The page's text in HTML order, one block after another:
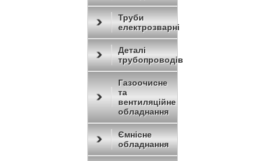
Труби
електрозварні
Деталі
трубопроводів
Газоочисне
та
вентиляційне
обладнання
Ємнісне
обладнання